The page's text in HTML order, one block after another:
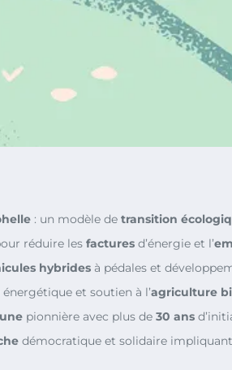
: un modèle de transition
réduire les factures d’énergie et l’
hybrides à pédales et
et soutien à l’agriculture
pionnière avec plus de 30 ans
démocratique et solidaire